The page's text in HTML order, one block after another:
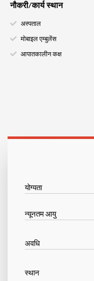
नौकरी/कार्य स्थान
अस्पताल
मोबाइल एम्बुलेंस
आपातकालीन कक्ष
योग्यता
न्यूनतम आयु
अवधि
स्थान